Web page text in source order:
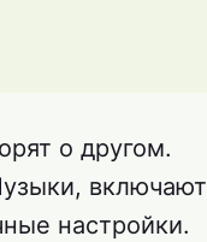
о другом.
включают
настройки.